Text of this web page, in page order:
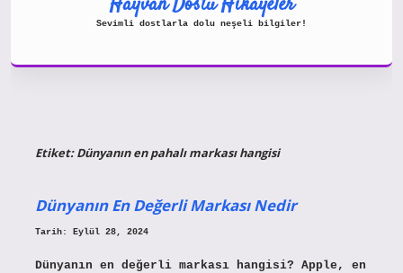
Sevimli dostlarla dolu neşeli bilgiler!
Etiket:Dünyanın en pahalı markası hangisi
Dünyanın En Değerli Markası Nedir
Tarih: Eylül 28, 2024
Dünyanın en değerli markası hangisi? Apple, en